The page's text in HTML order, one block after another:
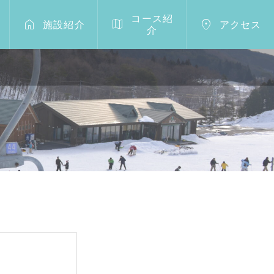
 施設紹介 
コース紹
介
 アクセス